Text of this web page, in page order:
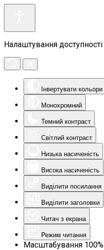
Налаштування доступності
Інвертувати кольори
Монохромний
Темний контраст
Світлий контраст
Низька насиченість
Висока насиченість
Виділити посилання
Виділити заголовки
Читач з екрана
Режим читання
Масштабування 100%